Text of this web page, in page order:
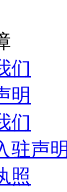
们
明
们
驻声明
照